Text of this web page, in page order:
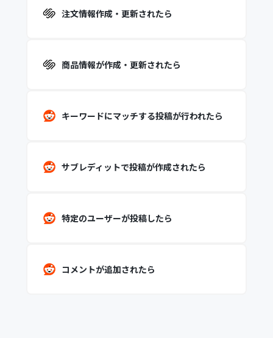
注文情報作成・更新されたら
商品情報が作成・更新されたら
キーワードにマッチする投稿が行われたら
サブレディットで投稿が作成されたら
特定のユーザーが投稿したら
コメントが追加されたら